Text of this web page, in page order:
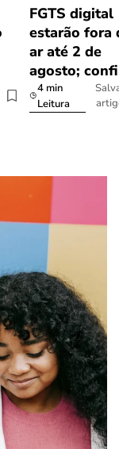
FGTS digital
estarão fora
ar até 2 de
agosto;
4 min
Leitura